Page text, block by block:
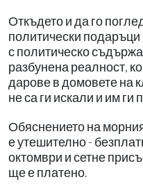
Откъдето и да го
политически
с политическо
разбунена реалност,
дарове в домовете на
не са ги искали и им ги
Обяснението на
е утешително -
октомври и сетне
ще е платено.